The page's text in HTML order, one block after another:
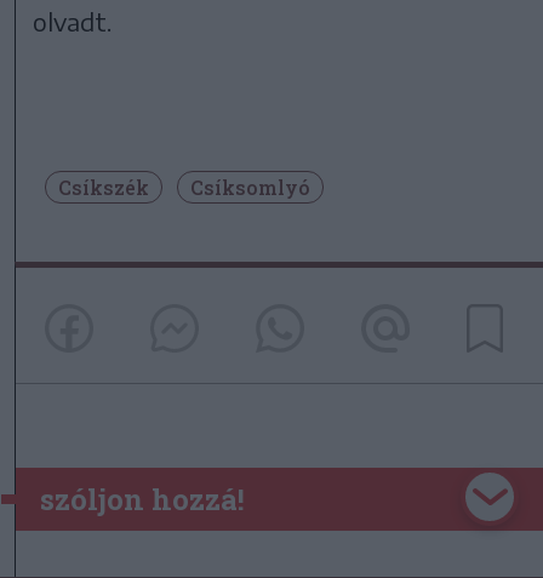
olvadt.
Csíkszék Csíksomlyó
szóljon hozzá!